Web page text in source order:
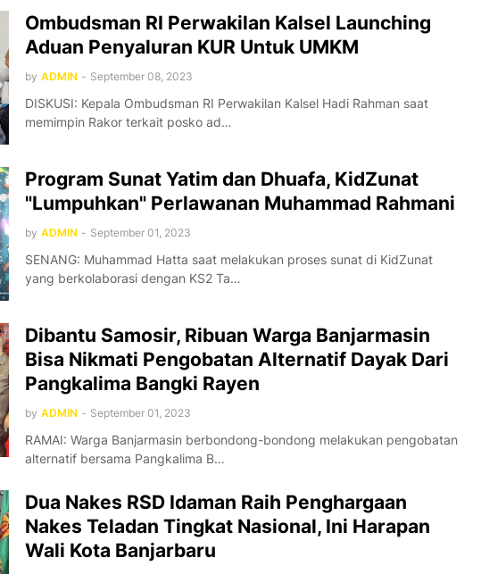
Ombudsman RI Perwakilan Kalsel Launching
Aduan Penyaluran KUR Untuk UMKM
by ADMIN - September 08, 2023
DISKUSI: Kepala Ombudsman RI Perwakilan Kalsel Hadi Rahman saat
memimpin Rakor terkait posko ad…
Program Sunat Yatim dan Dhuafa, KidZunat
"Lumpuhkan" Perlawanan Muhammad Rahmani
by ADMIN - September 01, 2023
SENANG: Muhammad Hatta saat melakukan proses sunat di KidZunat
yang berkolaborasi dengan KS2 Ta…
Dibantu Samosir, Ribuan Warga Banjarmasin
Bisa Nikmati Pengobatan Alternatif Dayak Dari
Pangkalima Bangki Rayen
by ADMIN - September 01, 2023
RAMAI: Warga Banjarmasin berbondong-bondong melakukan pengobatan
alternatif bersama Pangkalima B…
Dua Nakes RSD Idaman Raih Penghargaan
Nakes Teladan Tingkat Nasional, Ini Harapan
Wali Kota Banjarbaru